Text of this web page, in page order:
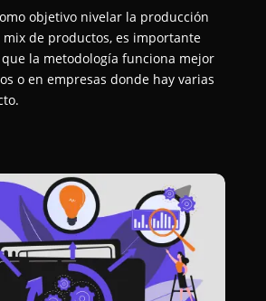
objetivo nivelar la producción
de productos, es importante
la metodología funciona mejor
o en empresas donde hay varias